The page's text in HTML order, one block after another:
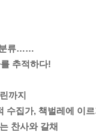
이얌은 큰 나뭇가지
”이라고 쓰고 있다.
원에서 책을 읽지 않
기불로만, 방안은 어
분류……
추적하다!
까지
수집가, 책벌레에 이
찬사와 갈채